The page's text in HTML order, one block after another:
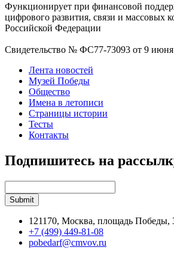
Функционирует при финансовой
цифрового развития, связи и массовых
Российской Федерации
Свидетельство № ФС77-73093 от 9 июня
Лента новостей
Музей Победы
Общество
Имена в летописи
Страницы истории
Тесты
Контакты
Подпишитесь на
121170, Москва, площадь Победы,
+7 (499) 449-81-08
pobedarf@cmvov.ru